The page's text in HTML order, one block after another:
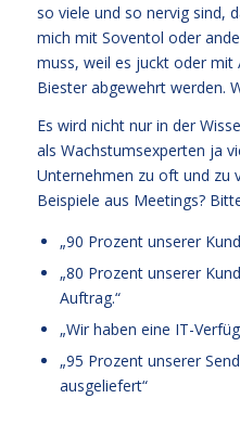
so viele und so nervig sind,
mich mit Soventol oder
muss, weil es juckt oder mit
Biester abgewehrt werden.
Es wird nicht nur in der
als Wachstumsexperten ja
Unternehmen zu oft und zu
Beispiele aus Meetings?
„90 Prozent unserer
„80 Prozent unserer
Auftrag.“
„Wir haben eine IT-
„95 Prozent unserer
ausgeliefert“